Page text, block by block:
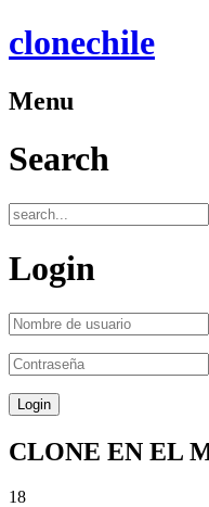
clonechile
Menu
Search
Login
CLONE EN EL
18